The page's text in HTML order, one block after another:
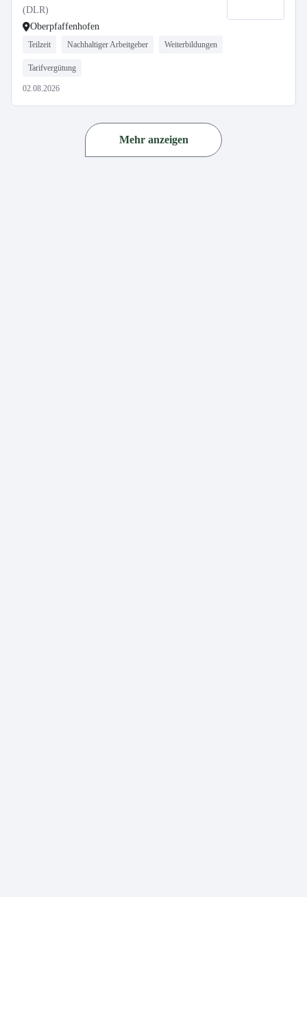
(DLR)
Oberpfaffenhofen
Teilzeit Nachhaltiger Arbeitgeber Weiterbildungen
Tarifvergütung
02.08.2026
Mehr anzeigen